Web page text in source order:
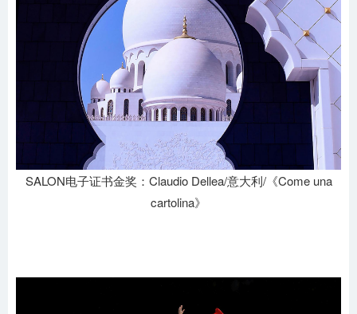
SALON电子证书金奖：Claudio Dellea/意大利/《Come una
cartolina》